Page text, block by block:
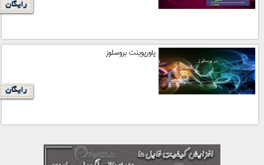
رایگان
پاورپوینت بروسلوز
رایگان